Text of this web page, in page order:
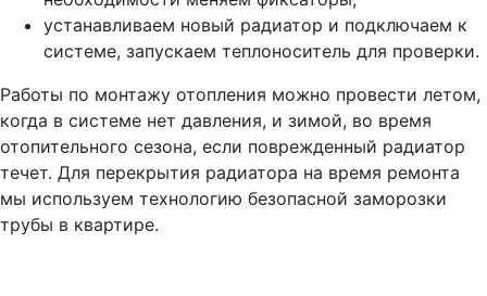
устанавливаем новый радиатор и подключаем к
системе, запускаем теплоноситель для проверки.
Работы по монтажу отопления можно провести летом,
когда в системе нет давления, и зимой, во время
отопительного сезона, если поврежденный радиатор
течет. Для перекрытия радиатора на время ремонта
мы используем технологию безопасной заморозки
трубы в квартире.